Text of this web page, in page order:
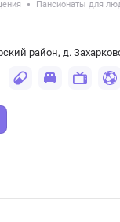
Пансионаты для
район, д.